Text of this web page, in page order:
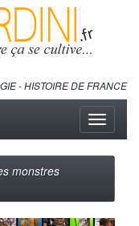
- HISTOIRE DE FRANCE
Toggle
monstres